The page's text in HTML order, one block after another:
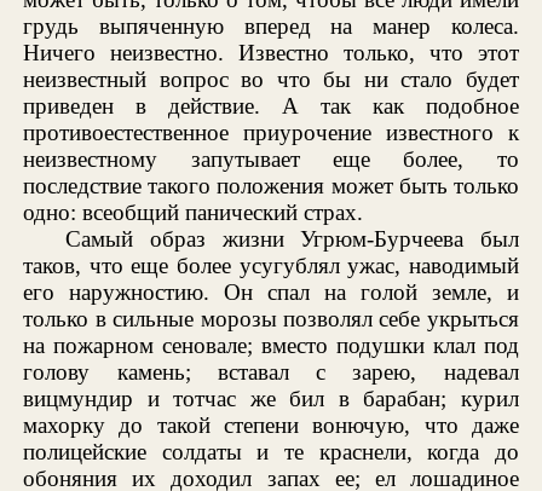
грудь выпяченную вперед на манер колеса.
Ничего неизвестно. Известно только, что этот
неизвестный вопрос во что бы ни стало будет
приведен в действие. А так как подобное
противоестественное приурочение известного к
неизвестному запутывает еще более, то
последствие такого положения может быть только
одно: всеобщий панический страх.
Самый образ жизни Угрюм-Бурчеева был
таков, что еще более усугублял ужас, наводимый
его наружностию. Он спал на голой земле, и
только в сильные морозы позволял себе укрыться
на пожарном сеновале; вместо подушки клал под
голову камень; вставал с зарею, надевал
вицмундир и тотчас же бил в барабан; курил
махорку до такой степени вонючую, что даже
полицейские солдаты и те краснели, когда до
обоняния их доходил запах ее; ел лошадиное